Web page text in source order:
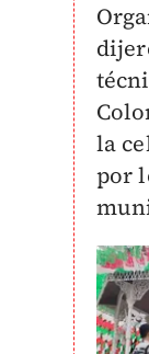
la
por